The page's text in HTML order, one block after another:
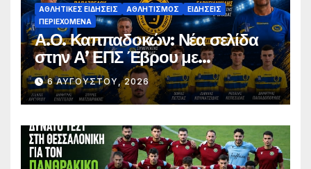
ΑΘΛΗΤΙΚΈΣ ΕΙΔΉΣΕΙΣ ΑΘΛΗΤΙΣΜΌΣ
ΕΙΔΉΣΕΙΣ
ΠΕΡΙΕΧΌΜΕΝΑ
Α.Ο. Καππαδοκών: Νέα σελίδα
στην Α’ ΕΠΣ Έβρου με
φιλοδοξίες, σταθερότητα και
επένδυση στη νέα γενιά
6 ΑΥΓΟΎΣΤΟΥ, 2026